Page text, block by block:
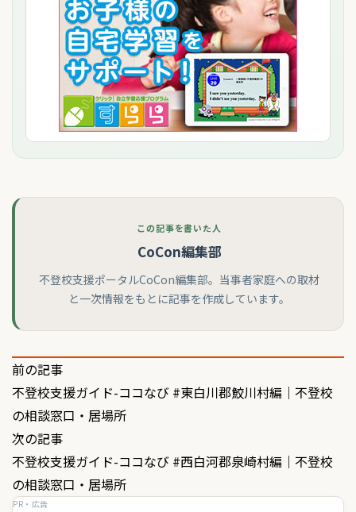
この記事を書いた人
CoCon編集部
不登校支援ポータルCoCon編集部。当事者家庭への取材
と一次情報をもとに記事を作成しています。
投
稿
ナ
ビ
ゲ
前の記事
不登校支援ガイド-ココなび #東白川郡鮫川村編｜不登校
の相談窓口・居場所
次の記事
不登校支援ガイド-ココなび #西白河郡泉崎村編｜不登校
の相談窓口・居場所
PR・広告